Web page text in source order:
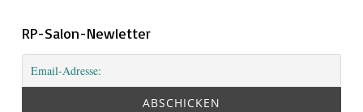
RP-Salon-Newletter